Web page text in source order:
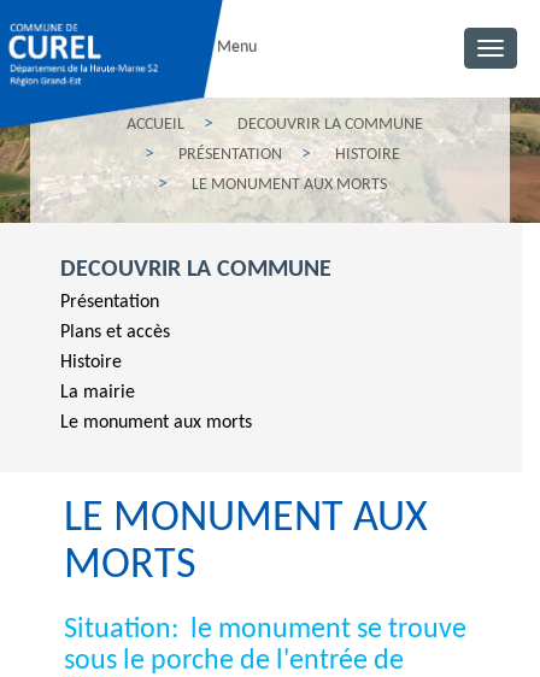
Menu
ACCUEIL
DECOUVRIR LA COMMUNE
PRÉSENTATION
HISTOIRE
LE MONUMENT AUX MORTS
DECOUVRIR LA COMMUNE
Présentation
Plans et accès
Histoire
La mairie
Le monument aux morts
LE MONUMENT AUX
MORTS
Situation: le monument se trouve
sous le porche de l'entrée de